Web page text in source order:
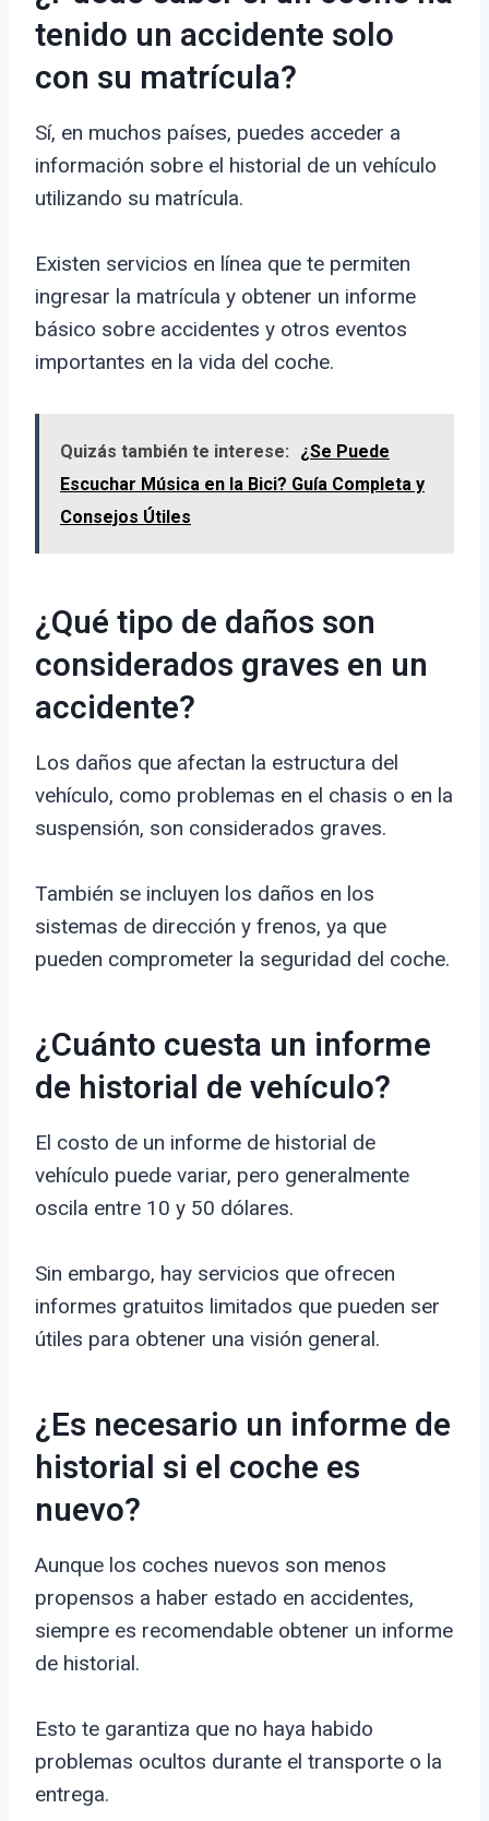
tenido un accidente solo
con su matrícula?
Sí, en muchos países, puedes acceder a
información sobre el historial de un vehículo
utilizando su matrícula.
Existen servicios en línea que te permiten
ingresar la matrícula y obtener un informe
básico sobre accidentes y otros eventos
importantes en la vida del coche.
Quizás también te interese:
¿Se Puede
Escuchar Música en la Bici? Guía Completa y
Consejos Útiles
¿Qué tipo de daños son
considerados graves en un
accidente?
Los daños que afectan la estructura del
vehículo, como problemas en el chasis o en la
suspensión, son considerados graves.
También se incluyen los daños en los
sistemas de dirección y frenos, ya que
pueden comprometer la seguridad del coche.
¿Cuánto cuesta un informe
de historial de vehículo?
El costo de un informe de historial de
vehículo puede variar, pero generalmente
oscila entre 10 y 50 dólares.
Sin embargo, hay servicios que ofrecen
informes gratuitos limitados que pueden ser
útiles para obtener una visión general.
¿Es necesario un informe de
historial si el coche es
nuevo?
Aunque los coches nuevos son menos
propensos a haber estado en accidentes,
siempre es recomendable obtener un informe
de historial.
Esto te garantiza que no haya habido
problemas ocultos durante el transporte o la
entrega.